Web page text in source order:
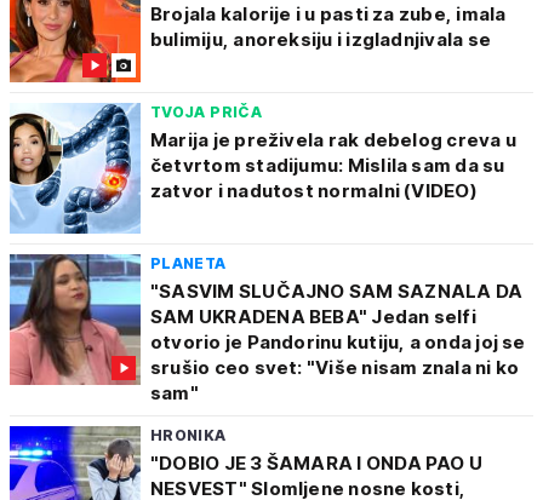
Brojala kalorije i u pasti za zube, imala
bulimiju, anoreksiju i izgladnjivala se
TVOJA PRIČA
Marija je preživela rak debelog creva u
četvrtom stadijumu: Mislila sam da su
zatvor i nadutost normalni (VIDEO)
PLANETA
"SASVIM SLUČAJNO SAM SAZNALA DA
SAM UKRADENA BEBA" Jedan selfi
otvorio je Pandorinu kutiju, a onda joj se
srušio ceo svet: "Više nisam znala ni ko
sam"
HRONIKA
"DOBIO JE 3 ŠAMARA I ONDA PAO U
NESVEST" Slomljene nosne kosti,